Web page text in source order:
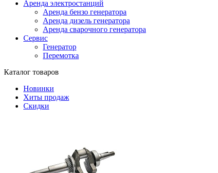
Аренда электростанций
Аренда бензо генератора
Аренда дизель генератора
Аренда сварочного генератора
Сервис
Генератор
Перемотка
Каталог товаров
Новинки
Хиты продаж
Скидки